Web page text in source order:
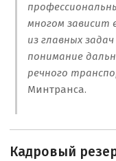
многом зависит
из главных
понимание
речного
Минтранса.
Кадровый